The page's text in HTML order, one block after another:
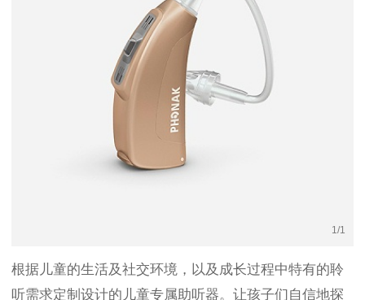
1 /1
根据儿童的生活及社交环境，以及成长过程中特有的聆
听需求定制设计的儿童专属助听器。让孩子们自信地探